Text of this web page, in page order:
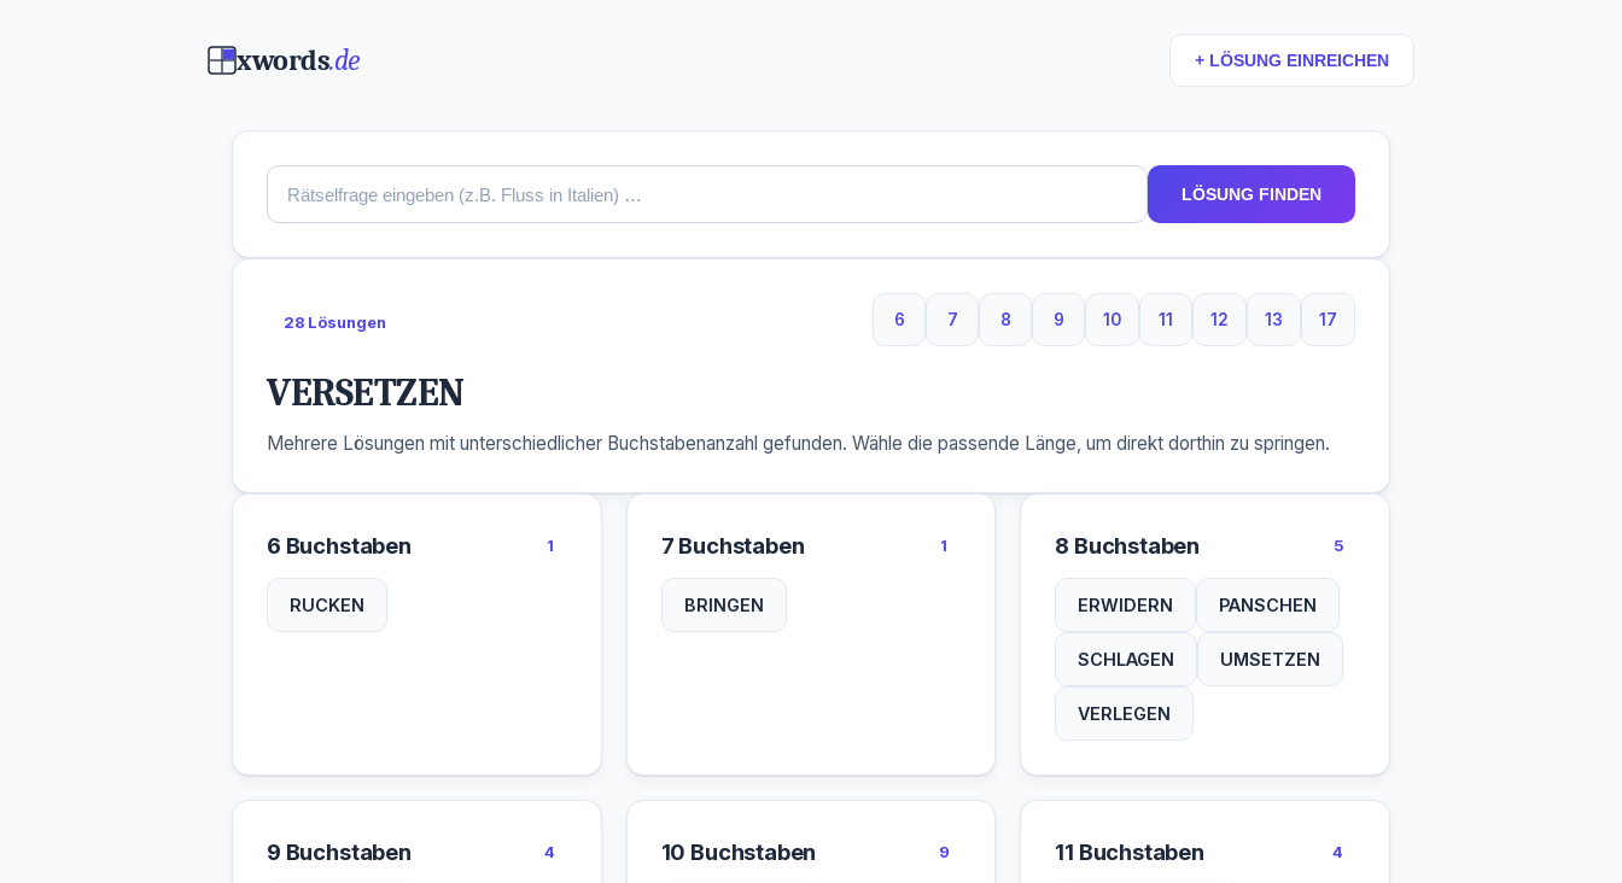
xwords.de + LÖSUNG EINREICHEN
LÖSUNG FINDEN
28 Lösungen 6
6 Buchstaben
7
7 Buchstaben
8
8 Buchstaben
9
9 Buchstaben
10
10 Buchstaben
11
11 Buchstaben
12
12 Buchstaben
13
13 Buchstaben
17
17 Buchstaben
VERSETZEN
Mehrere Lösungen mit unterschiedlicher Buchstabenanzahl gefunden. Wähle die passende Länge, um direkt dorthin zu springen.
6 Buchstaben 1
RUCKEN
7 Buchstaben 1
BRINGEN
8 Buchstaben 5
ERWIDERN PANSCHEN
SCHLAGEN UMSETZEN
VERLEGEN
9 Buchstaben 4 10 Buchstaben 9 11 Buchstaben 4